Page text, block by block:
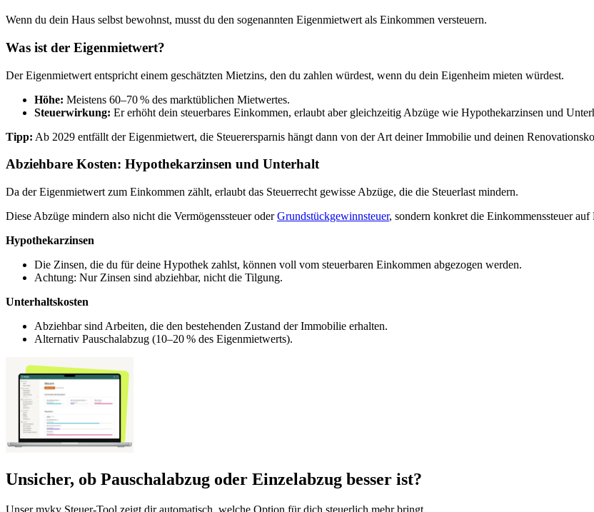
Wenn du dein Haus selbst bewohnst, musst du den sogenannten Eigenmietwert als Einkommen versteuern.
Was ist der Eigenmietwert?
Der Eigenmietwert entspricht einem geschätzten Mietzins, den du zahlen würdest, wenn du dein Eigenheim mieten würdest.
Höhe: Meistens 60–70 % des marktüblichen Mietwertes.
Steuerwirkung: Er erhöht dein steuerbares Einkommen, erlaubt aber gleichzeitig Abzüge wie Hypothekarzinsen und
Tipp: Ab 2029 entfällt der Eigenmietwert, die Steuerersparnis hängt dann von der Art deiner Immobilie und deinen
Abziehbare Kosten: Hypothekarzinsen und Unterhalt
Da der Eigenmietwert zum Einkommen zählt, erlaubt das Steuerrecht gewisse Abzüge, die die Steuerlast mindern.
Diese Abzüge mindern also nicht die Vermögenssteuer oderGrundstückgewinnsteuer, sondern konkret die Einkommenssteuer
Hypothekarzinsen
Die Zinsen, die du für deine Hypothek zahlst, können voll vom steuerbaren Einkommen abgezogen werden.
Achtung: Nur Zinsen sind abziehbar, nicht die Tilgung.
Unterhaltskosten
Abziehbar sind Arbeiten, die den bestehenden Zustand der Immobilie erhalten.
Alternativ Pauschalabzug (10–20 % des Eigenmietwerts).
Unsicher, ob Pauschalabzug oder Einzelabzug besser ist?
Unser myky Steuer-Tool zeigt dir automatisch, welche Option für dich steuerlich mehr bringt.